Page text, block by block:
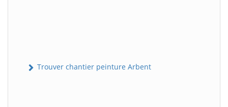
Trouver chantier peinture Arbent